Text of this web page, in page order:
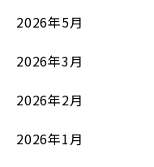
2026年5月
2026年3月
2026年2月
2026年1月